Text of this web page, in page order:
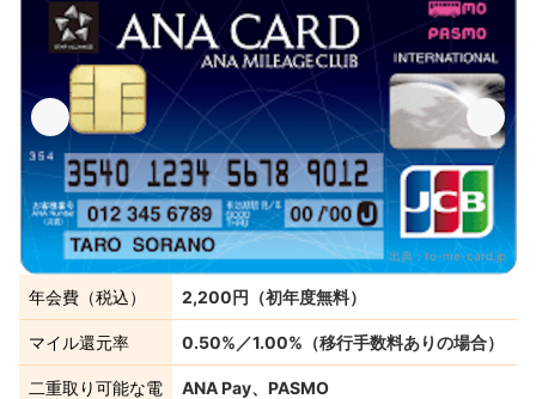
出典： to-me-card.jp
年会費（税込） 2,200円（初年度無料）
マイル還元率 0.50%／1.00%（移行手数料ありの場合）
二重取り可能な電
ANA Pay、PASMO